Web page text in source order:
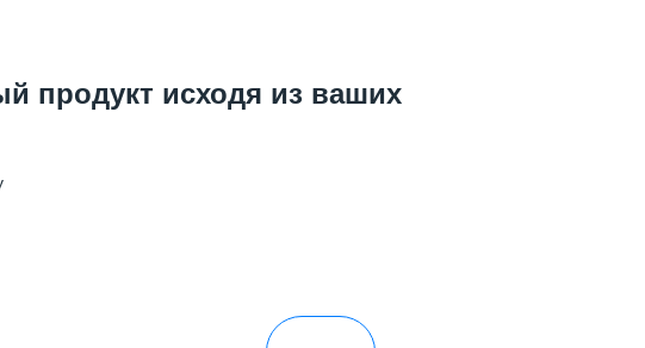
продукт исходя из ваших